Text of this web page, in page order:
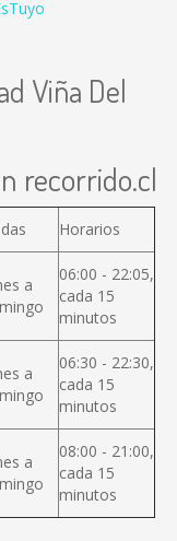
Viña Del
recorrido.cl
Horarios
a
06:00 - 22:05,
cada 15
minutos
a
06:30 - 22:30,
cada 15
minutos
a
08:00 - 21:00,
cada 15
minutos